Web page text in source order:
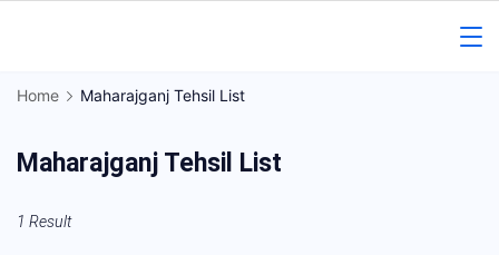
Regional
News
Home Maharajganj Tehsil List
Maharajganj Tehsil List
1 Result